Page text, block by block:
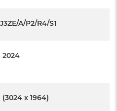
A/P2/R4/S1
2024
(3024 x 1964)